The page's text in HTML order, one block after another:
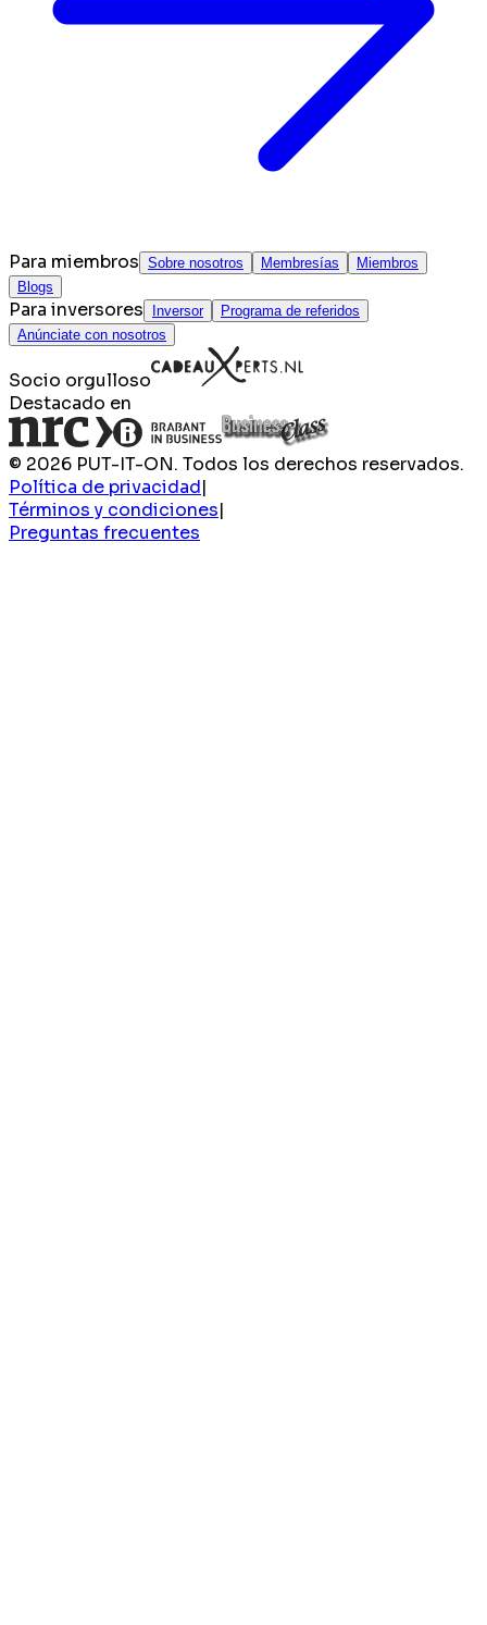
Para miembros Sobre nosotros Membresías
Miembros
Blogs
Para inversores Inversor
Programa de referidos
Anúnciate con nosotros
Socio orgulloso
Destacado en
© 2026 PUT-IT-ON. Todos los derechos reservados.
Política de privacidad|
Términos y condiciones|
Preguntas frecuentes